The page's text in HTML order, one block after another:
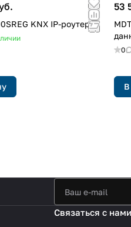
KNX IP-роутер
53
0
В
Связаться с нами